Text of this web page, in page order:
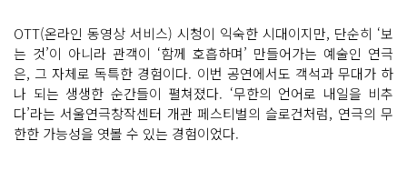
(1
5
0
석)
서
울
씨
어
터 2
0
OTT(온라인 동영상 서비스) 시청이 익숙한 시대이지만, 단순히 ‘보
는 것’이 아니라 관객이 ‘함께 호흡하며’ 만들어가는 예술인 연극
은, 그 자체로 독특한 경험이다. 이번 공연에서도 객석과 무대가 하
나 되는 생생한 순간들이 펼쳐졌다. ‘무한의 언어로 내일을 비추
다’라는 서울연극창작센터 개관 페스티벌의 슬로건처럼, 연극의 무
한한 가능성을 엿볼 수 있는 경험이었다.